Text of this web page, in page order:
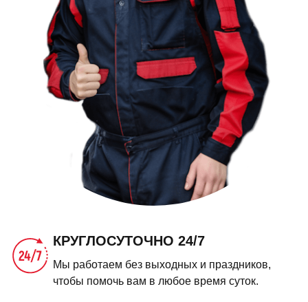
КРУГЛОСУТОЧНО 24/7
Мы работаем без выходных и праздников,
чтобы помочь вам в любое время суток.